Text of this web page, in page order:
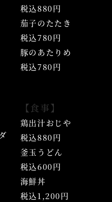
税込880円
茄子のたたき
税込780円
豚のあたりめ
税込780円
【食事】
鶏出汁おじや
税込880円
釜玉うどん
税込600円
海鮮丼
税込1,200円